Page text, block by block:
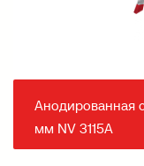
Анодированная
мм NV 3115А